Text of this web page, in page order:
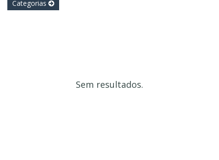
Categorias
Sem resultados.